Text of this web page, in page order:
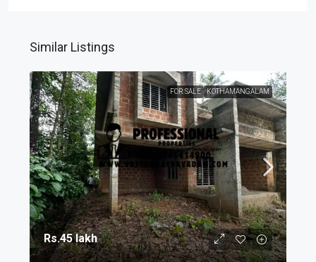
Similar Listings
FOR SALE KOTHAMANGALAM
Rs.45 lakh